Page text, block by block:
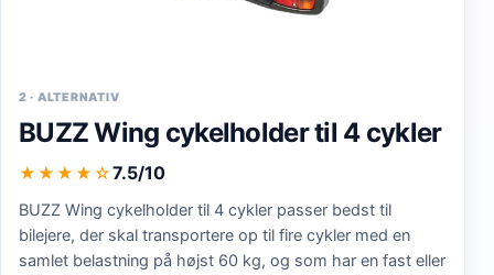
2 · ALTERNATIV
BUZZ Wing cykelholder til 4 cykler
★★★★ ☆7.5/10
BUZZ Wing cykelholder til 4 cykler passer bedst til
bilejere, der skal transportere op til fire cykler med en
samlet belastning på højst 60 kg, og som har en fast eller